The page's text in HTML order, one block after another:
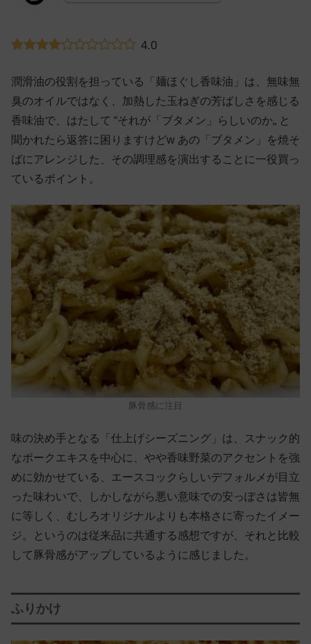
4.0
潤滑油の役割を担っている「麺ほぐし香味油」は、無味無
臭のオイルではなく、加熱した玉ねぎの芳ばしさを感じる
香味油で、はたして “それが「ブタメン」らしいのか„ と
聞かれたら返答に困りますけどw あの「ブタメン」を焼そ
ばにアレンジした、その調理感を演出することに一役買っ
ているポイント。
豚骨感に注目
味の決め手となる「仕上げシーズニング」は、スナック的
なポークエキスを中心に、やや香味野菜のアクセントを強
めに効かせている、エースコックらしいデフォルメが目立
った味わいで、しかしながら悪い意味での安っぽさは皆無
に等しく、むしろオリジナルよりも本格さに寄ったイメー
ジ。というのは従来品に共通する感想ですが、それと比較
して豚骨感がアップしているように感じました。
ふりかけ